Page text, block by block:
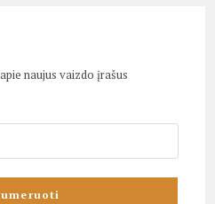
naujus vaizdo įrašus